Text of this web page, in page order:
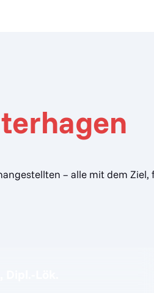
– alle mit dem Ziel,